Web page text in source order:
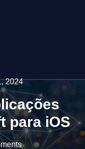
2024
para iOS